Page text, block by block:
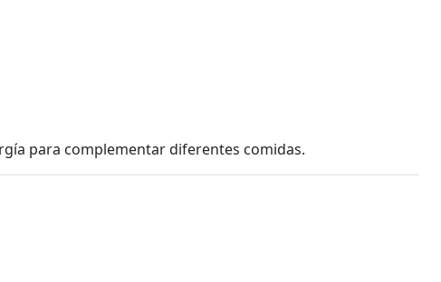
para complementar diferentes comidas.